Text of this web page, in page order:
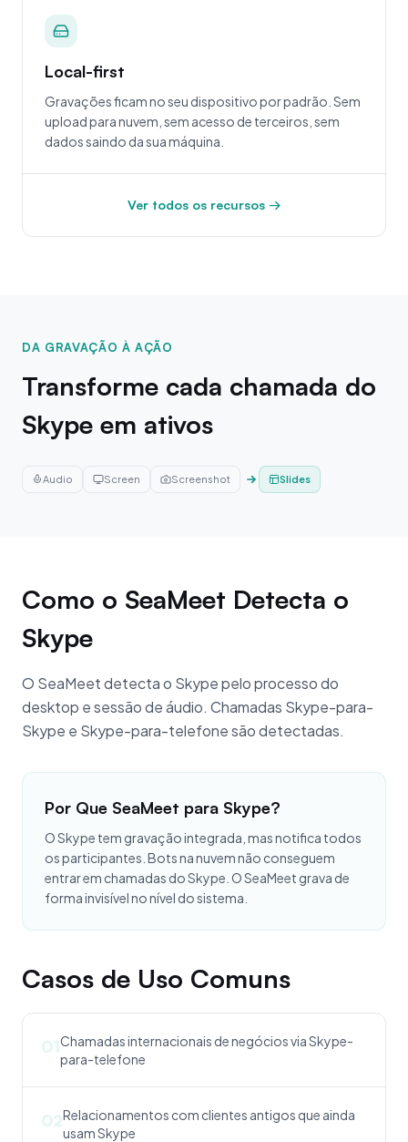
Local-first
Gravações ficam no seu dispositivo por padrão. Sem
upload para nuvem, sem acesso de terceiros, sem
dados saindo da sua máquina.
Ver todos os recursos →
DA GRAVAÇÃO À AÇÃO
Transforme cada chamada do
Skype em ativos
Audio Screen Screenshot Slides
Como o SeaMeet Detecta o
Skype
O SeaMeet detecta o Skype pelo processo do
desktop e sessão de áudio. Chamadas Skype-para-
Skype e Skype-para-telefone são detectadas.
Por Que SeaMeet para Skype?
O Skype tem gravação integrada, mas notifica todos
os participantes. Bots na nuvem não conseguem
entrar em chamadas do Skype. O SeaMeet grava de
forma invisível no nível do sistema.
Casos de Uso Comuns
01Chamadas internacionais de negócios via Skype-
para-telefone
02Relacionamentos com clientes antigos que ainda
usam Skype